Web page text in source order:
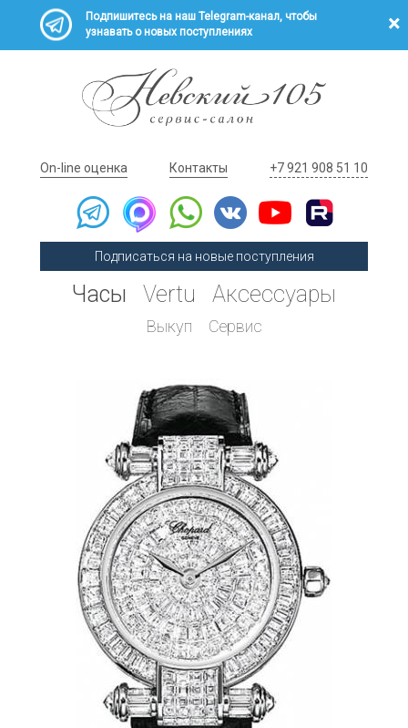
Подпишитесь на наш Telegram-канал, чтобы
узнавать о новых поступлениях
On-line оценка Контакты +7 921 908 51 10
Подписаться на новые поступления
Часы Vertu Аксессуары
Выкуп Сервис